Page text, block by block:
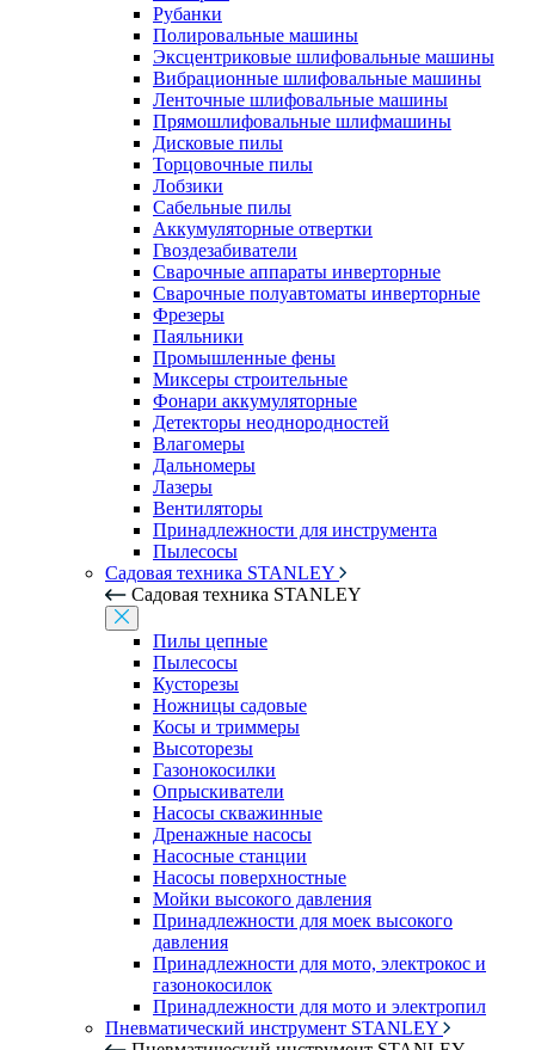
Рубанки
Полировальные машины
Эксцентриковые шлифовальные машины
Вибрационные шлифовальные машины
Ленточные шлифовальные машины
Прямошлифовальные шлифмашины
Дисковые пилы
Торцовочные пилы
Лобзики
Сабельные пилы
Аккумуляторные отвертки
Гвоздезабиватели
Сварочные аппараты инверторные
Сварочные полуавтоматы инверторные
Фрезеры
Паяльники
Промышленные фены
Миксеры строительные
Фонари аккумуляторные
Детекторы неоднородностей
Влагомеры
Дальномеры
Лазеры
Вентиляторы
Принадлежности для инструмента
Пылесосы
Садовая техника STANLEY
Садовая техника STANLEY
Пилы цепные
Пылесосы
Кусторезы
Ножницы садовые
Косы и триммеры
Высоторезы
Газонокосилки
Опрыскиватели
Насосы скважинные
Дренажные насосы
Насосные станции
Насосы поверхностные
Мойки высокого давления
Принадлежности для моек высокого
давления
Принадлежности для мото, электрокос и
газонокосилок
Принадлежности для мото и электропил
Пневматический инструмент STANLEY